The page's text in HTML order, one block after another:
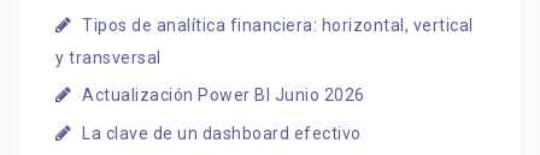
Tipos de analítica financiera: horizontal, vertical
y transversal
Actualización Power BI Junio 2026
La clave de un dashboard efectivo